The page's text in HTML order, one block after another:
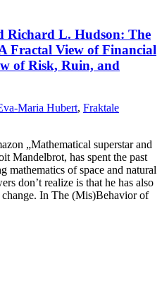
Richard L. Hudson: The
Fractal View of Financial
of Risk, Ruin, and
Maria Hubert, Fraktale
„Mathematical superstar and
Mandelbrot, has spent the past
mathematics of space and natural
don’t realize is that he has also
In The (Mis)Behavior of